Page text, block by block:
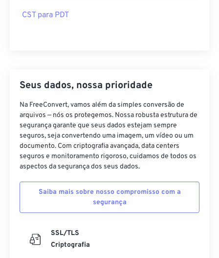
CST para PDT
Seus dados, nossa prioridade
Na FreeConvert, vamos além da simples conversão de
arquivos — nós os protegemos. Nossa robusta estrutura de
segurança garante que seus dados estejam sempre
seguros, seja convertendo uma imagem, um vídeo ou um
documento. Com criptografia avançada, data centers
seguros e monitoramento rigoroso, cuidamos de todos os
aspectos da segurança dos seus dados.
Saiba mais sobre nosso compromisso com a
segurança
SSL/TLS
Criptografia